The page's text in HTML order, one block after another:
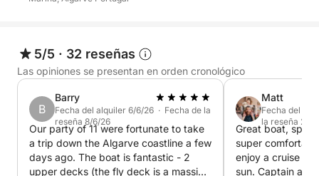
Ideal para parejas, grupos de amigos o una ocasión
especial, esta experiencia combina el encanto de
una puesta de sol con la comodidad de un servicio
exclusivo.
5/5 · 32 reseñas
Las opiniones se presentan en orden cronológico
B
Barry
Fecha del alquiler 6/6/26 · Fecha de la
reseña 8/6/26
Our party of 11 were fortunate to take
a trip down the Algarve coastline a few
days ago. The boat is fantastic - 2
upper decks (the fly deck is a massive
Matt
Fecha del
la reseña 20/
Great boat,
super
enjoy a cruise
sun. Captain